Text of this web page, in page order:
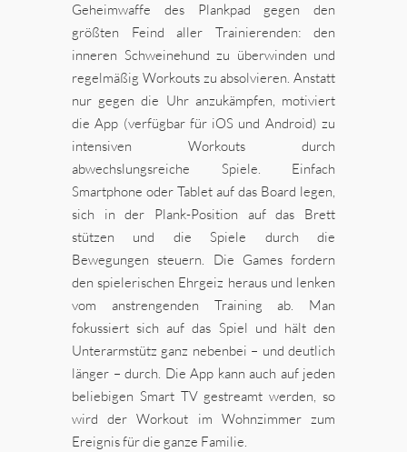
Geheimwaffe des Plankpad gegen den
größten Feind aller Trainierenden: den
inneren Schweinehund zu überwinden und
regelmäßig Workouts zu absolvieren. Anstatt
nur gegen die Uhr anzukämpfen, motiviert
die App (verfügbar für iOS und Android) zu
intensiven Workouts durch
abwechslungsreiche Spiele. Einfach
Smartphone oder Tablet auf das Board legen,
sich in der Plank-Position auf das Brett
stützen und die Spiele durch die
Bewegungen steuern. Die Games fordern
den spielerischen Ehrgeiz heraus und lenken
vom anstrengenden Training ab. Man
fokussiert sich auf das Spiel und hält den
Unterarmstütz ganz nebenbei – und deutlich
länger – durch. Die App kann auch auf jeden
beliebigen Smart TV gestreamt werden, so
wird der Workout im Wohnzimmer zum
Ereignis für die ganze Familie.